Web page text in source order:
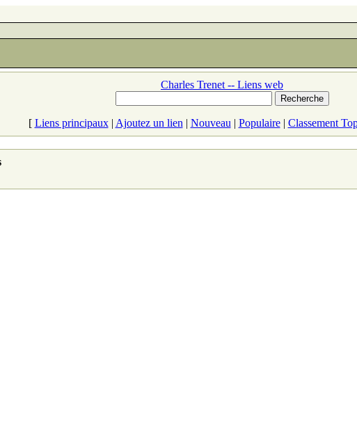
Charles Trenet -- Liens web
[ Liens principaux| Ajoutez un lien | Nouveau | Populaire| Classement